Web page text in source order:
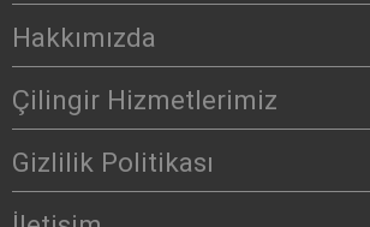
Hakkımızda
Çilingir Hizmetlerimiz
Gizlilik Politikası